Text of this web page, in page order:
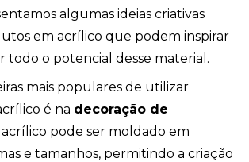
algumas ideias criativas
em acrílico que podem inspirar
todo o potencial desse material.
mais populares de utilizar
é na decoração de
acrílico pode ser moldado em
e tamanhos, permitindo a criação